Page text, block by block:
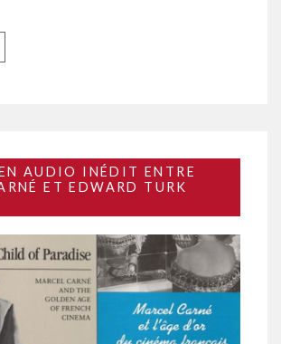
AUDIO INÉDIT ENTRE
ET EDWARD TURK